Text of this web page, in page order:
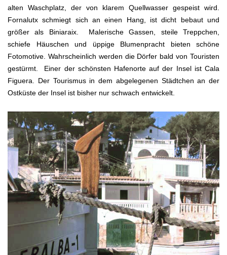
alten Waschplatz, der von klarem Quellwasser gespeist wird.
Fornalutx schmiegt sich an einen Hang, ist dicht bebaut und
größer als Biniaraix. Malerische Gassen, steile Treppchen,
schiefe Häuschen und üppige Blumenpracht bieten schöne
Fotomotive. Wahrscheinlich werden die Dörfer bald von Touristen
gestürmt. Einer der schönsten Hafenorte auf der Insel ist Cala
Figuera. Der Tourismus in dem abgelegenen Städtchen an der
Ostküste der Insel ist bisher nur schwach entwickelt.